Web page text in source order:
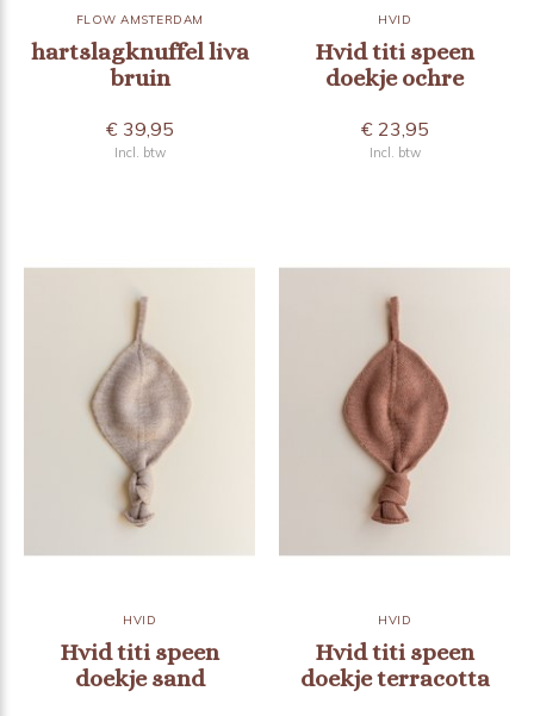
FLOW AMSTERDAM
hartslagknuffel liva
bruin
€ 39,95
Incl. btw
HVID
Hvid titi speen
doekje ochre
€ 23,95
Incl. btw
HVID
Hvid titi speen
doekje sand
HVID
Hvid titi speen
doekje terracotta